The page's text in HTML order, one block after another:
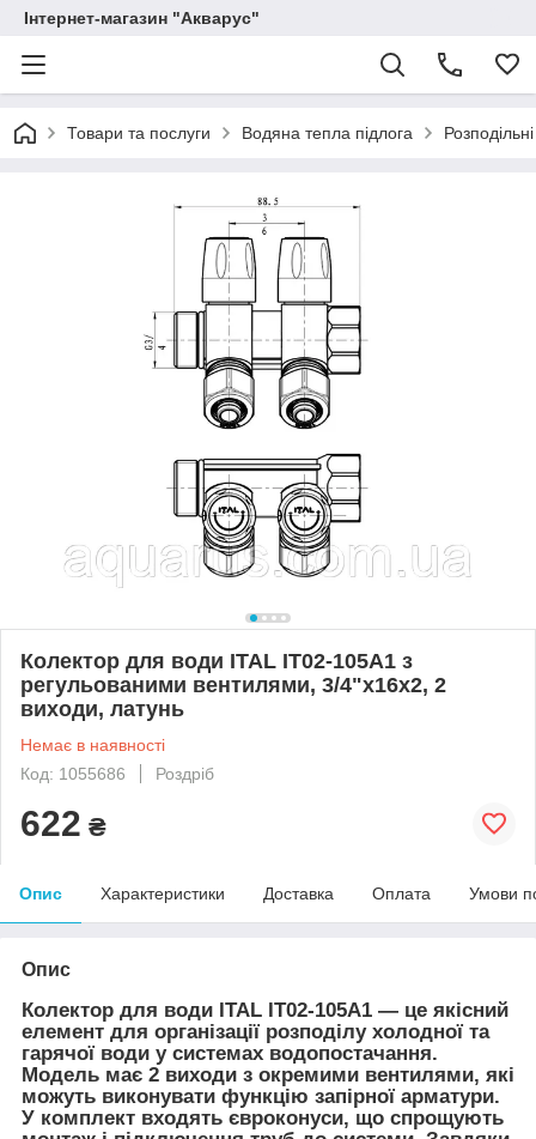
Інтернет-магазин "Акварус"
Товари та послуги Водяна тепла підлога
Колектор для води ITAL IT02-105A1 з
регульованими вентилями, 3/4"x16х2, 2
виходи, латунь
Немає в наявності
Код: 1055686
Роздріб
622 ₴
Опис Характеристики Доставка Оплата Умови
Опис
Колектор для води ITAL IT02-105A1 — це якісний
елемент для організації розподілу холодної та
гарячої води у системах водопостачання.
Модель має 2 виходи з окремими вентилями, які
можуть виконувати функцію запірної арматури.
У комплект входять євроконуси, що спрощують